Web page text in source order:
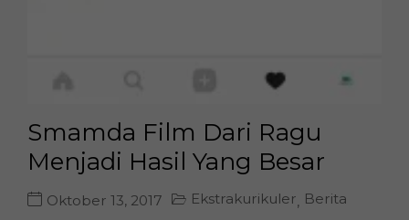
Smamda Film Dari Ragu
Menjadi Hasil Yang Besar
Oktober 13, 2017 Ekstrakurikuler, Berita